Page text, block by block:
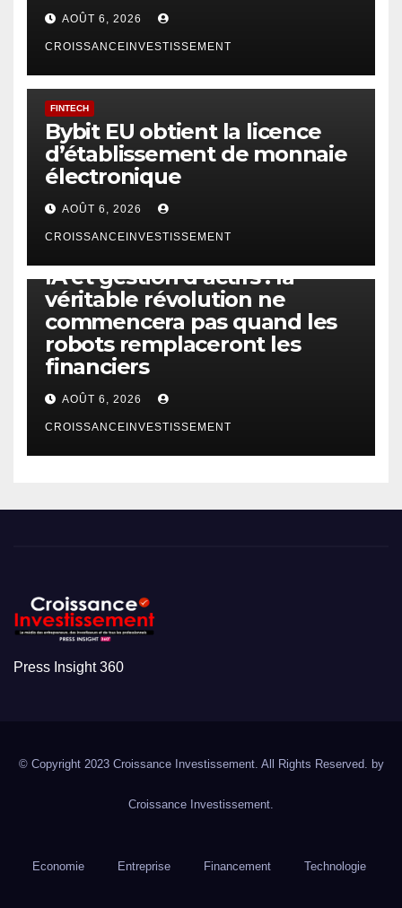
AOÛT 6, 2026
CROISSANCEINVESTISSEMENT
FINTECH
Bybit EU obtient la licence
d’établissement de monnaie
électronique
AOÛT 6, 2026
CROISSANCEINVESTISSEMENT
IA et gestion d’actifs : la
véritable révolution ne
commencera pas quand les
robots remplaceront les
financiers
AOÛT 6, 2026
CROISSANCEINVESTISSEMENT
Press Insight 360
© Copyright 2023 Croissance Investissement. All Rights Reserved. by
Croissance Investissement.
Economie Entreprise Financement Technologie